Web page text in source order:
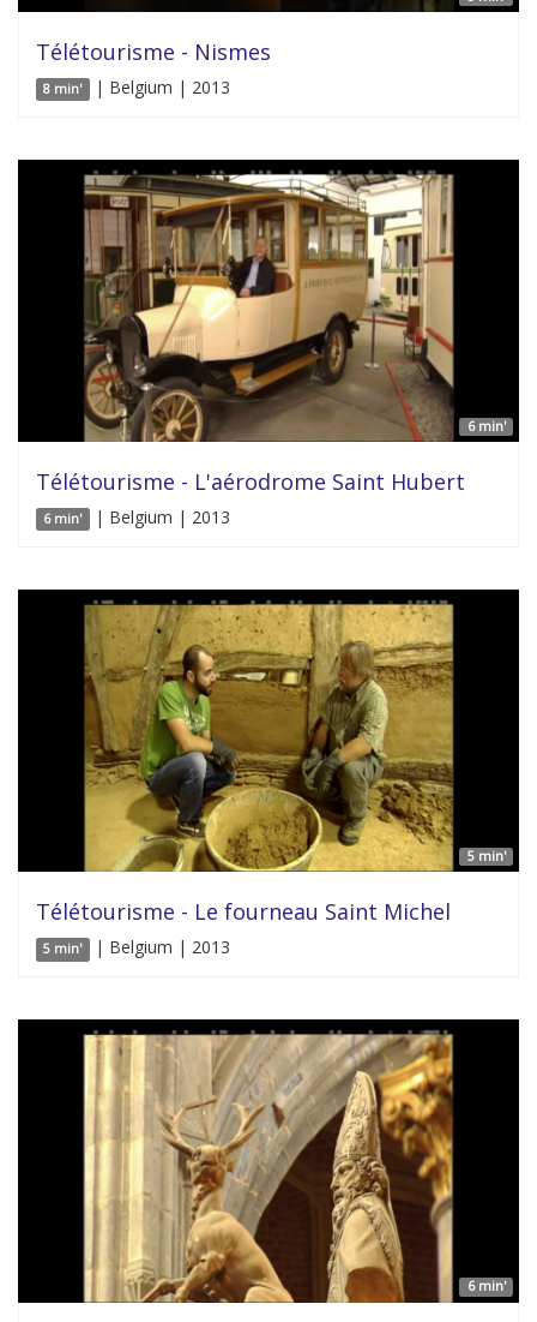
Télétourisme - Nismes
8 min' | Belgium | 2013
6 min'
Télétourisme - L'aérodrome Saint Hubert
6 min' | Belgium | 2013
5 min'
Télétourisme - Le fourneau Saint Michel
5 min' | Belgium | 2013
6 min'